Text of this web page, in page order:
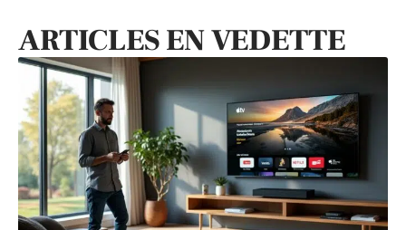
ARTICLES EN VEDETTE